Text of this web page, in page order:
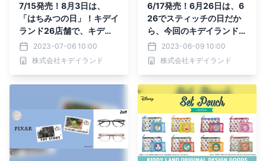
7/15発売！8月3日は、
「はちみつの日」！キデイ
ランド26店舗で、キデイ
ランドオリジナルデザイン
「くまのプーさん」新商
品！
2023-07-06 10:00
株式会社キデイランド
6/17発売！6月26日は、6
26でスティッチの日だか
ら、今回のキデイランドオ
リジナルのディズニー商品
は、『リロ＆スティッチ』
2023-06-09 10:00
株式会社キデイランド